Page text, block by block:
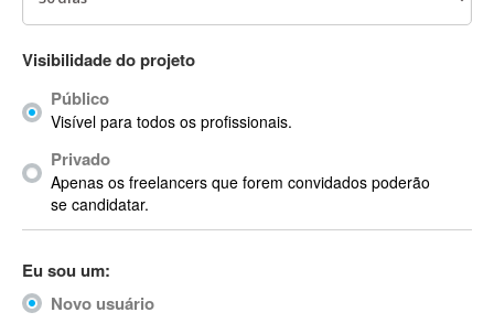
ACID Pro
ACPI
Acrobat X
ACT
Actian
Actimize
ActionScript 3
Active Directory
Visibilidade do projeto
Público
Visível para todos os profissionais.
Privado
Apenas os freelancers que forem convidados poderão
se candidatar.
Eu sou um:
Novo usuário